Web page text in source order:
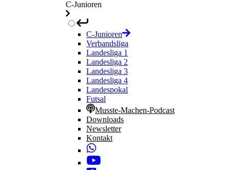
C-Junioren
C-Junioren
Verbandsliga
Landesliga 1
Landesliga 2
Landesliga 3
Landesliga 4
Landespokal
Futsal
Musste-Machen-Podcast
Downloads
Newsletter
Kontakt